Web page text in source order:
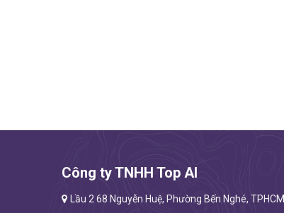
Công ty TNHH Top AI
Lầu 2 68 Nguyễn Huệ, Phường Bến Nghé, TPHCM